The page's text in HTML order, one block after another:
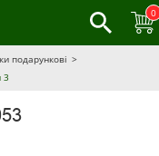
0
подарункові
3